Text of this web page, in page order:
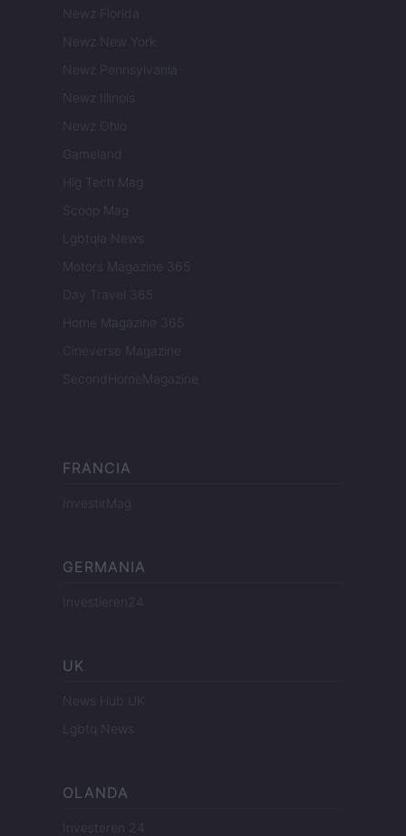
Newz Florida
Newz New York
Newz Pennsylvania
Newz Illinois
Newz Ohio
Gameland
Hig Tech Mag
Scoop Mag
Lgbtqia News
Motors Magazine 365
Day Travel 365
Home Magazine 365
Cineverse Magazine
SecondHomeMagazine
FRANCIA
InvestirMag
GERMANIA
Investieren24
UK
News Hub UK
Lgbtq News
OLANDA
Investeren 24